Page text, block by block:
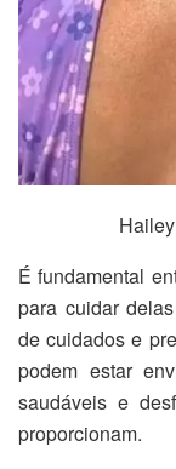
É fundamental
para cuidar
de cuidados e
podem estar
saudáveis e
proporcionam.